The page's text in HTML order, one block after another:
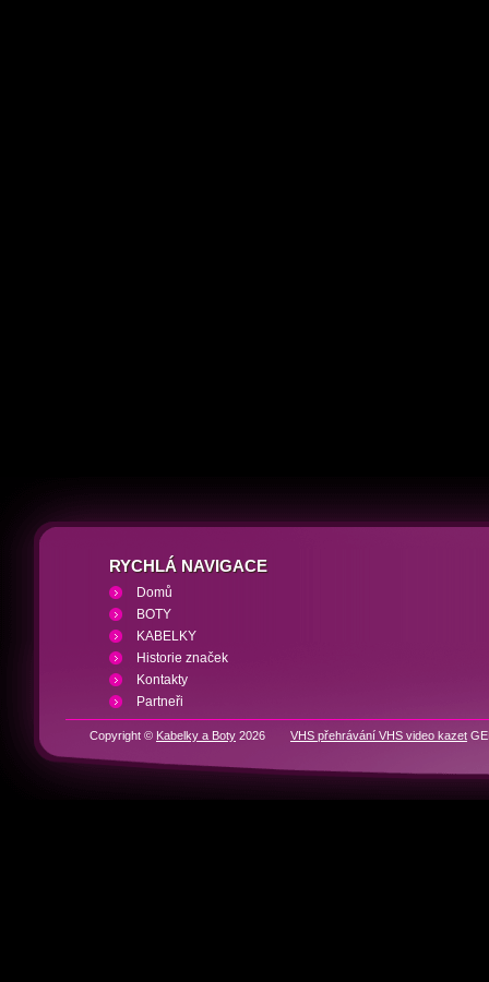
RYCHLÁ NAVIGACE
Domů
BOTY
KABELKY
Historie značek
Kontakty
Partneři
Copyright © Kabelky a Boty 2026 VHS přehrávání VHS video kazet